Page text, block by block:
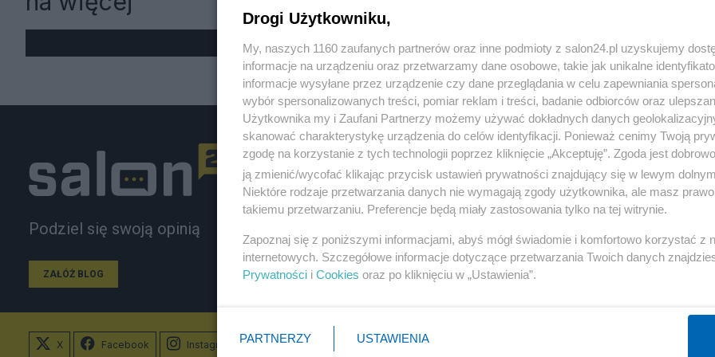
« WRÓĆ DO NOTKI
Podziel się swoją opinią
ZAŁÓŻ BLOG
Polityka
PiS
Rząd
NATO
KO
Gospodarka
Biznes
Pieniądze
Inwestycje
Podatki
X Facebook Instagram
Drogi Użytkowniku,
My, naszych 1160 zaufanych partnerów oraz inne podmioty z salon24.pl uzyskujemy
informacje na urządzeniu oraz przetwarzamy dane osobowe, takie jak unikalne
informacje wysyłane przez urządzenie czy dane przeglądania w celu zapewniania
wybór spersonalizowanych treści, pomiar reklam i treści, badanie odbiorców oraz
Użytkownika my i Zaufani Partnerzy możemy używać dokładnych danych
skanować charakterystykę urządzenia do celów identyfikacji. Ponieważ cenimy Twoją
zgodę na korzystanie z tych technologii poprzez kliknięcie „Akceptuję”. Zgoda jest
ją zmienić/wycofać klikając przycisk ustawień prywatności znajdujący się w lewym
Niektóre rodzaje przetwarzania danych nie wymagają zgody użytkownika, ale masz
takiemu przetwarzaniu. Preferencje będą miały zastosowania tylko na tej witrynie.
Zapoznaj się z poniższymi informacjami, abyś mógł świadomie i komfortowo korzystać z
internetowych. Szczegółowe informacje dotyczące przetwarzania Twoich danych
Prywatności i Cookies oraz po kliknięciu w „Ustawienia”.
PARTNERZY USTAWIENIA